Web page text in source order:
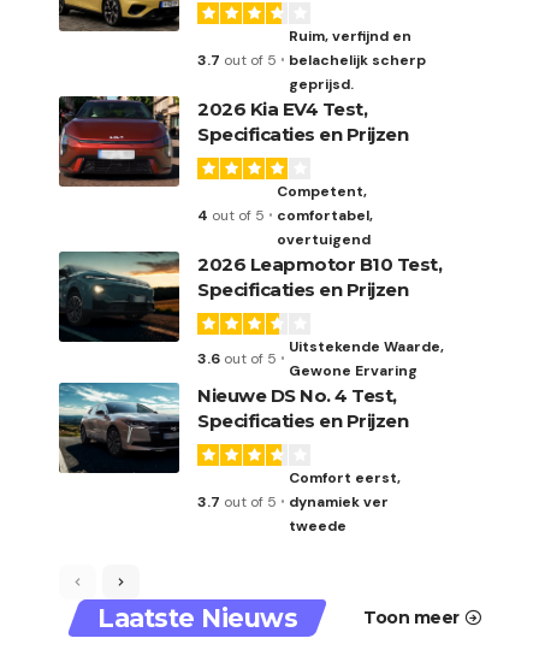
3.7 out of 5
Ruim, verfijnd en
belachelijk scherp
geprijsd.
2026 Kia EV4 Test,
Specificaties en Prijzen
4 out of 5
Competent,
comfortabel,
overtuigend
2026 Leapmotor B10 Test,
Specificaties en Prijzen
3.6 out of 5
Uitstekende Waarde,
Gewone Ervaring
Nieuwe DS No. 4 Test,
Specificaties en Prijzen
3.7 out of 5
Comfort eerst,
dynamiek ver
tweede
Laatste Nieuws Toon meer